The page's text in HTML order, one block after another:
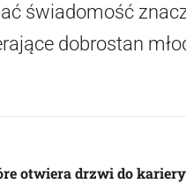
świadomość
dobrostan
otwiera drzwi do kariery